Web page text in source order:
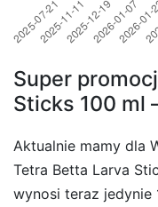
Super
Sticks 100 ml
Aktualnie mamy dla
Tetra Betta Larva
wynosi teraz jedynie